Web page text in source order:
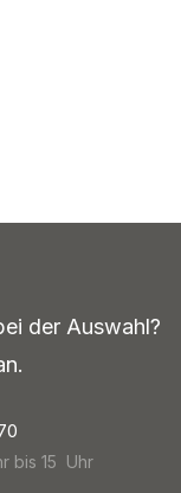
der Auswahl?
bis 15 Uhr